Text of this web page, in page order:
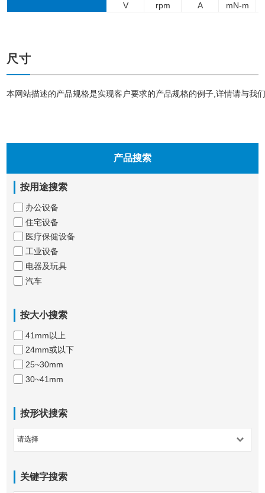
V rpm A mN-m
尺寸
本网站描述的产品规格是实现客户要求的产品规格的例子,详情请与我
产品搜索
按用途搜索
办公设备
住宅设备
医疗保健设备
工业设备
电器及玩具
汽车
按大小搜索
41mm以上
24mm或以下
25~30mm
30~41mm
按形状搜索
关键字搜索